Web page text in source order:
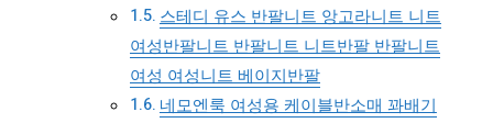
스테디 유스 반팔니트 앙고라니트 니트
여성반팔니트 반팔니트 니트반팔 반팔니트
여성 여성니트 베이지반팔
네모엔룩 여성용 케이블반소매 꽈배기